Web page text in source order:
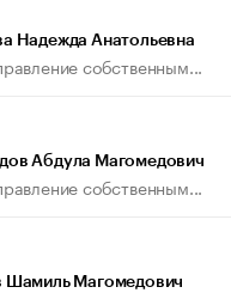
Надежда Анатольевна
собственным...
Абдула Магомедович
собственным...
Шамиль Магомедович